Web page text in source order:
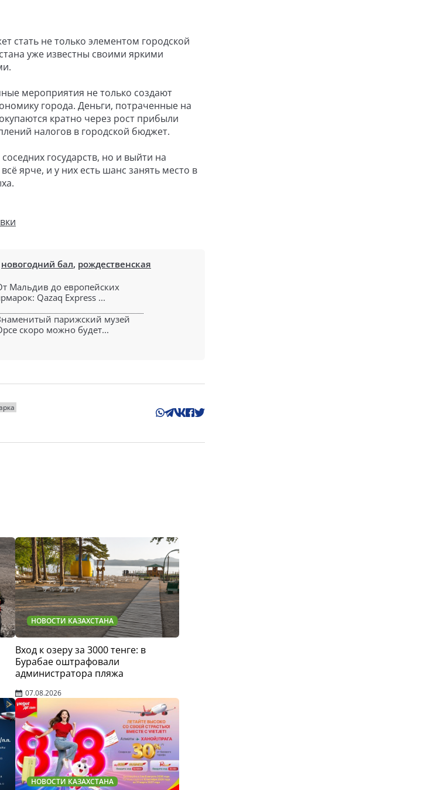
стать не только элементом городской
уже известны своими яркими
мероприятия не только создают
города. Деньги, потраченные на
кратно через рост прибыли
налогов в городской бюджет.
государств, но и выйти на
ярче, и у них есть шанс занять место в
новогодний бал, рождественская
Мальдив до европейских
Qazaq Express ...
парижский музей
скоро можно будет...
НОВОСТИ КАЗАХСТАНА
Вход к озеру за 3000 тенге: в
Бурабае оштрафовали
администратора пляжа
07.08.2026
НОВОСТИ КАЗАХСТАНА